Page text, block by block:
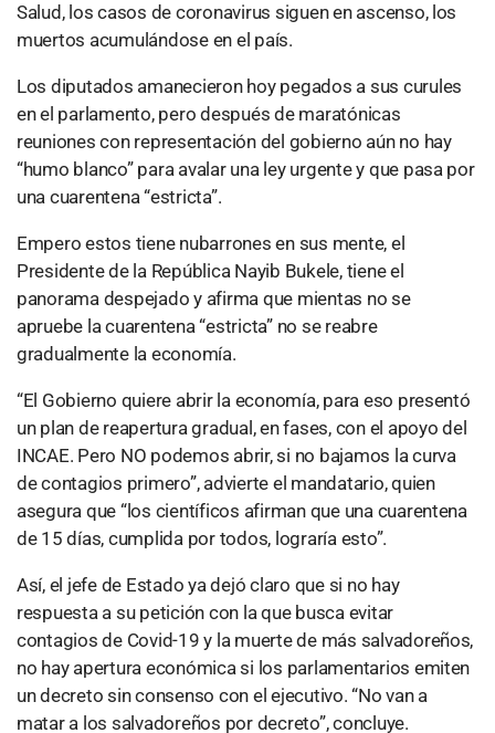
Salud, los casos de coronavirus siguen en ascenso, los
muertos acumulándose en el país.
Los diputados amanecieron hoy pegados a sus curules
en el parlamento, pero después de maratónicas
reuniones con representación del gobierno aún no hay
“humo blanco” para avalar una ley urgente y que pasa por
una cuarentena “estricta”.
Empero estos tiene nubarrones en sus mente, el
Presidente de la República Nayib Bukele, tiene el
panorama despejado y afirma que mientas no se
apruebe la cuarentena “estricta” no se reabre
gradualmente la economía.
“El Gobierno quiere abrir la economía, para eso presentó
un plan de reapertura gradual, en fases, con el apoyo del
INCAE. Pero NO podemos abrir, si no bajamos la curva
de contagios primero”, advierte el mandatario, quien
asegura que “los científicos afirman que una cuarentena
de 15 días, cumplida por todos, lograría esto”.
Así, el jefe de Estado ya dejó claro que si no hay
respuesta a su petición con la que busca evitar
contagios de Covid-19 y la muerte de más salvadoreños,
no hay apertura económica si los parlamentarios emiten
un decreto sin consenso con el ejecutivo. “No van a
matar a los salvadoreños por decreto”, concluye.